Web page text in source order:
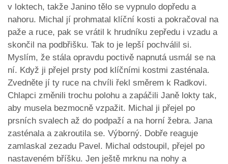
v loktech, takže Janino tělo se vypnulo dopředu a
nahoru. Michal jí prohmatal klíční kosti a pokračoval na
paže a ruce, pak se vrátil k hrudníku zepředu i vzadu a
skončil na podbřišku. Tak to je lepší pochválil si.
Myslím, že stála opravdu poctivě napnutá usmál se na
ní. Když ji přejel prsty pod klíčními kostmi zasténala.
Zvedněte jí ty ruce na chvíli řekl směrem k Radkovi.
Chlapci změnili trochu polohu a zapáčili Janě lokty tak,
aby musela bezmocně vzpažit. Michal ji přejel po
prsních svalech až do podpaží a na horní žebra. Jana
zasténala a zakroutila se. Výborný. Dobře reaguje
zamlaskal zezadu Pavel. Michal odstoupil, přejel po
nastaveném bříšku. Jen ještě mrknu na nohy a